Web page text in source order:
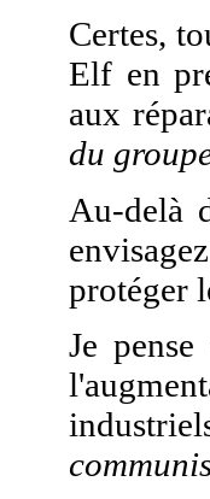
Certes,
Elf en
aux
du
Au-delà
protéger
Je